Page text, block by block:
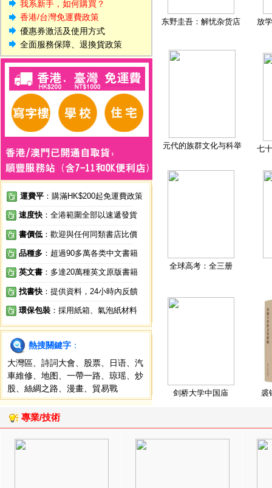
我系新手，如何購買？
香港/台灣免運費政策
優惠券激活及使用方式
全面服務保障、退換貨政策
運費平 ：購滿HK$200起免運費政策
速度快 ：全港範圍全部以速遞發貨
書價低 ：歡迎與任何同類書店比價
品種多 ：超過90多萬各类中文書籍
英文書 ：多達20萬種英文原版書籍
找書快 ：提供資料，24小時內反饋
環保包裝 ：採用紙箱、氣泡紙材料
熱搜關鍵字 ：
大灣區
詩詞大會 股票 日语
汽
車維修
地图 一帶一路 琼瑶
炒
股
絲綢之路 漫畫 貿易戰
东野圭吾：解忧杂货店 放
元代的族群文化与科举 七
全球高考：全三册
剑桥大学中国庙 裘
專業/技術